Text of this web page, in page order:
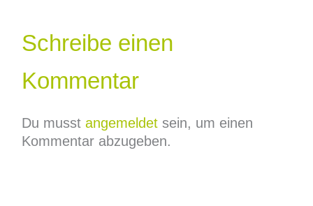
Schreibe einen
Kommentar
Du musst angemeldetsein, um einen
Kommentar abzugeben.